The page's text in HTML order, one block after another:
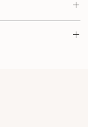
court à 30 °C